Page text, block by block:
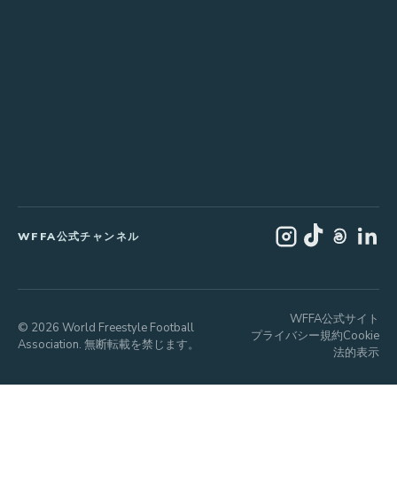
WFFA公式チャンネル
© 2026 World Freestyle Football
Association. 無断転載を禁じます。
WFFA公式サイト
プライバシー規約Cookie
法的表示